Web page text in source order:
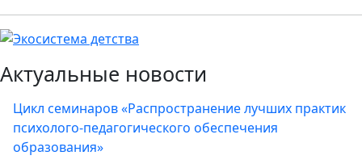
Актуальные новости
Цикл семинаров «Распространение лучших практик
психолого-педагогического обеспечения
образования»